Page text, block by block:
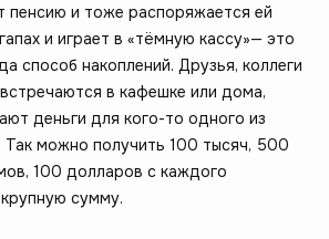
пенсию и тоже распоряжается ей
и играет в «тёмную кассу»— это
способ накоплений. Друзья, коллеги
в кафешке или дома,
деньги для кого-то одного из
Так можно получить 100 тысяч, 500
100 долларов с каждого
сумму.